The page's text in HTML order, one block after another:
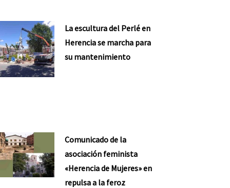
La escultura del Perlé en
Herencia se marcha para
su mantenimiento
Comunicado de la
asociación feminista
«Herencia de Mujeres» en
repulsa a la feroz